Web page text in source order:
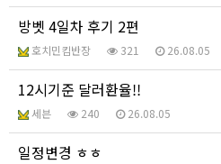
방벳 4일차 후기 2편
호치민킴반장 321 26.08.05
12시기준 달러환율!!
세븐 240 26.08.05
일정변경 ㅎㅎ